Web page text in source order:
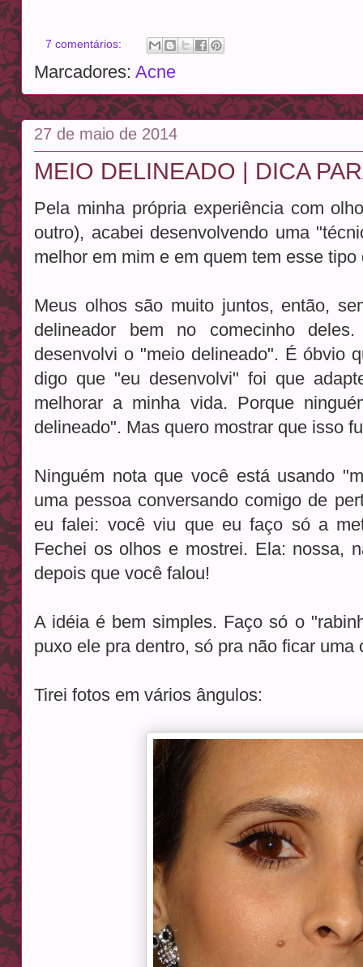
7 comentários:
Marcadores: Acne
27 de maio de 2014
MEIO DELINEADO | DICA
Pela minha própria experiência com
outro), acabei desenvolvendo uma
melhor em mim e em quem tem esse tipo
Meus olhos são muito juntos, então,
delineador bem no comecinho
desenvolvi o "meio delineado". É óbvio
digo que "eu desenvolvi" foi que
melhorar a minha vida. Porque
delineado". Mas quero mostrar que isso
Ninguém nota que você está usando
uma pessoa conversando comigo de
eu falei: você viu que eu faço só a
Fechei os olhos e mostrei. Ela: nossa,
depois que você falou!
A idéia é bem simples. Faço só o
puxo ele pra dentro, só pra não ficar uma
Tirei fotos em vários ângulos: